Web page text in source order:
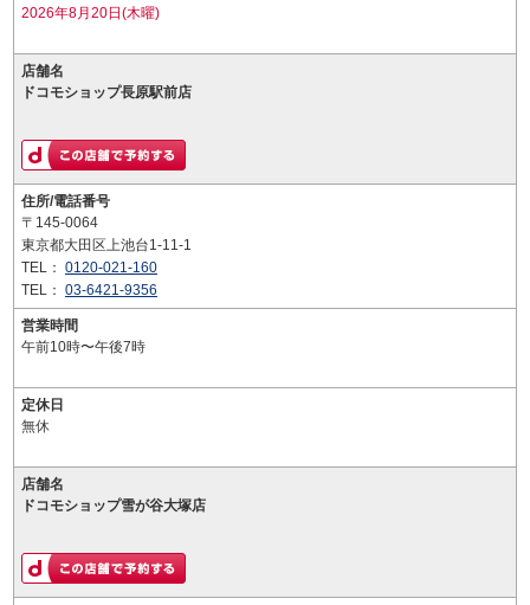
2026年8月20日(木曜)
店舗名
ドコモショップ長原駅前店
住所/電話番号
〒145-0064
東京都大田区上池台1-11-1
TEL： 0120-021-160
TEL： 03-6421-9356
営業時間
午前10時〜午後7時
定休日
無休
店舗名
ドコモショップ雪が谷大塚店